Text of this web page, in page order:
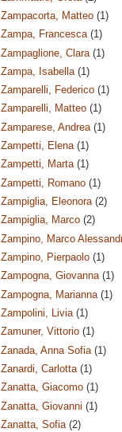
Zampacorta, Matteo(1)
Zampa, Francesca(1)
Zampaglione, Clara(1)
Zampa, Isabella(1)
Zamparelli, Federico(1)
Zamparelli, Matteo(1)
Zamparese, Andrea(1)
Zampetti, Elena(1)
Zampetti, Marta(1)
Zampetti, Romano(1)
Zampiglia, Eleonora(2)
Zampiglia, Marco(2)
Zampino, Marco
Zampino, Pierpaolo(1)
Zampogna, Giovanna(1)
Zampogna, Marianna(1)
Zampolini, Livia(1)
Zamuner, Vittorio(1)
Zanada, Anna Sofia(1)
Zanardi, Carlotta(1)
Zanatta, Giacomo(1)
Zanatta, Giovanni (1)
Zanatta, Sofia(2)